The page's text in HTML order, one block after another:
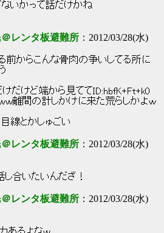
いかって話だけかね
レンタ板避難所 ：2012/03/28(水)
前からこんな骨肉の争いしてる所に
だけど端から見ててID:hbfK+Ft+k0
ｗ離間の計しかけに来た荒らしかよｗ
線とかしゅごい
レンタ板避難所 ：2012/03/28(水)
し合いたいんだざ！
レンタ板避難所 ：2012/03/28(水)